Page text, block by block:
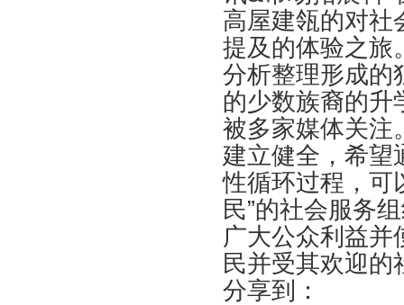
高屋建瓴的对社
提及的体验之旅
分析整理形成的
的少数族裔的升
被多家媒体关注
建立健全，希望
性循环过程，可
民”的社会服务
广大公众利益
民并受其欢迎
分享到：